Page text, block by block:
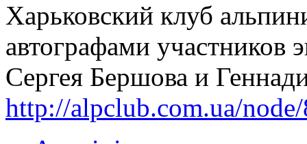
Харьковский клуб
автографами участников
Сергея Бершова и
http://alpclub.com.ua/